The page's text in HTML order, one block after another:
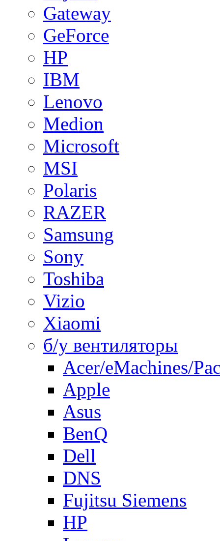
Gateway
GeForce
HP
IBM
Lenovo
Medion
Microsoft
MSI
Polaris
RAZER
Samsung
Sony
Toshiba
Vizio
Xiaomi
б/у вентиляторы
Acer/eMachines/
Apple
Asus
BenQ
Dell
DNS
Fujitsu Siemens
HP